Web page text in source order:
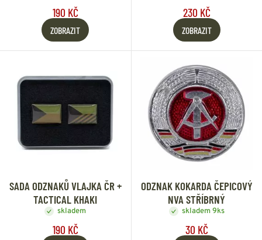
190 KČ
ZOBRAZIT
230 KČ
ZOBRAZIT
SADA ODZNAKŮ VLAJKA ČR +
TACTICAL KHAKI
skladem
190 KČ
ODZNAK KOKARDA ČEPICOVÝ
NVA STŘÍBRNÝ
skladem 9ks
30 KČ